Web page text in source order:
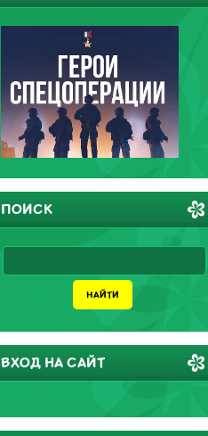
ПОИСК
ВХОД НА САЙТ